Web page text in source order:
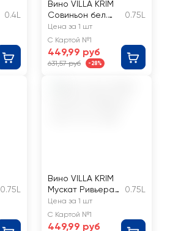
0.4L
Вино VILLA KRIM
Совиньон бел.
сух.
0.75L
Цена за 1 шт
С Картой №1
449,99 руб
631,57 руб -28%
0.75L
Вино VILLA KRIM
Мускат Ривьера
роз. п/сл.
0.75L
Цена за 1 шт
С Картой №1
449,99 руб